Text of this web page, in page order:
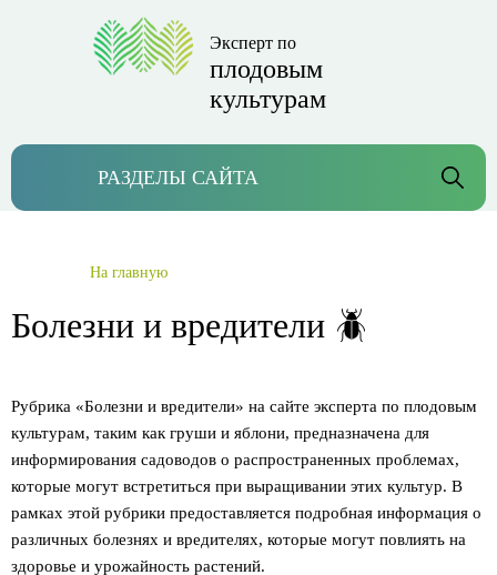
Эксперт по
плодовым
культурам
РАЗДЕЛЫ САЙТА
На главную
Болезни и вредители 🪲
Рубрика «Болезни и вредители» на сайте эксперта по плодовым
культурам, таким как груши и яблони, предназначена для
информирования садоводов о распространенных проблемах,
которые могут встретиться при выращивании этих культур. В
рамках этой рубрики предоставляется подробная информация о
различных болезнях и вредителях, которые могут повлиять на
здоровье и урожайность растений.